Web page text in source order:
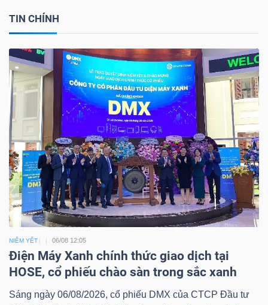
TIN CHÍNH
NIÊM YẾT 06/08 12:05
Điện Máy Xanh chính thức giao dịch tại
HOSE, cổ phiếu chào sàn trong sắc xanh
Sáng ngày 06/08/2026, cổ phiếu DMX của CTCP Đầu tư